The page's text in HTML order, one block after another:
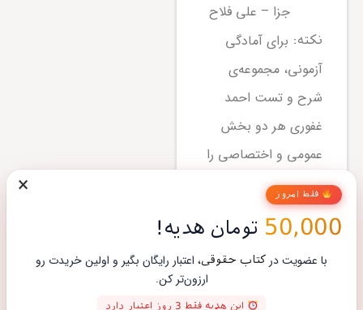
جزا – علی فلاح
نکته: برای آمادگی
آزمونی، مجموعه‌ی
شرح و تست احمد
غفوری هر دو بخش
عمومی و اختصاصی را
یک‌پارچه پوشش
می‌دهد و مناسب
جمع‌بندی است.
× فقط امروز
50,000 تومان هدیه!
با عضویت در کتاب حقوقی، اعتبار رایگان بگیر و اولین خریدت رو
ارزون‌تر کن.
این هدیه فقط 3 روز اعتبار دارد